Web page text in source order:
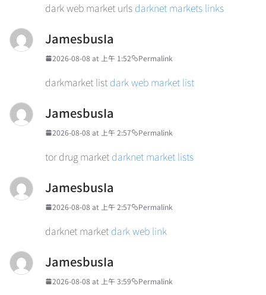
dark web market urls darknet markets links
JamesbusIa
2026-08-08 at 上午 1:52 Permalink
darkmarket list dark web market list
JamesbusIa
2026-08-08 at 上午 2:57 Permalink
tor drug market darknet market lists
JamesbusIa
2026-08-08 at 上午 2:57 Permalink
darknet market dark web link
JamesbusIa
2026-08-08 at 上午 3:59 Permalink